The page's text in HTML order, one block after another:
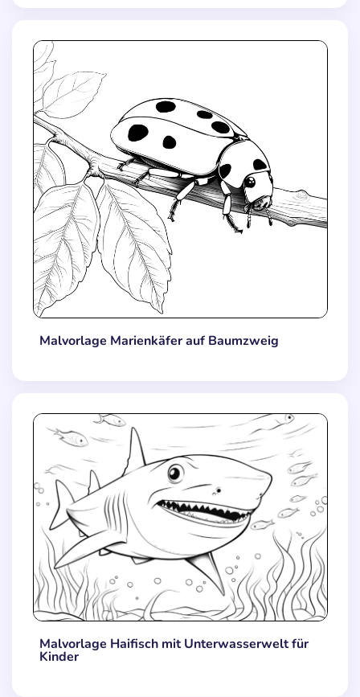
Malvorlage Marienkäfer auf Baumzweig
Malvorlage Haifisch mit Unterwasserwelt für
Kinder